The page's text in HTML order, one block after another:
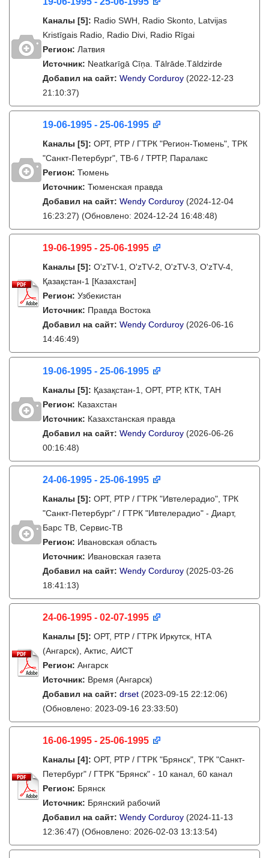
Каналы [5]: Radio SWH, Radio Skonto, Latvijas
Kristīgais Radio, Radio Divi, Radio Rīgai
Регион: Латвия
Источник: Neatkarīgā Cīņa. Tālrāde.Tāldzirde
Добавил на сайт: Wendy Corduroy (2022-12-23
21:10:37)
19-06-1995 - 25-06-1995
Каналы [5]: ОРТ, РТР / ГТРК "Регион-Тюмень", ТРК
"Санкт-Петербург", ТВ-6 / ТРТР, Паралакс
Регион: Тюмень
Источник: Тюменская правда
Добавил на сайт: Wendy Corduroy (2024-12-04
16:23:27) (Обновлено: 2024-12-24 16:48:48)
19-06-1995 - 25-06-1995
Каналы [5]: O'zTV-1, O'zTV-2, O'zTV-3, O'zTV-4,
Қазақстан-1 [Казахстан]
Регион: Узбекистан
Источник: Правда Востока
Добавил на сайт: Wendy Corduroy (2026-06-16
14:46:49)
19-06-1995 - 25-06-1995
Каналы [5]: Қазақстан-1, ОРТ, РТР, КТК, ТАН
Регион: Казахстан
Источник: Казахстанская правда
Добавил на сайт: Wendy Corduroy (2026-06-26
00:16:48)
24-06-1995 - 25-06-1995
Каналы [5]: ОРТ, РТР / ГТРК "Ивтелерадио", ТРК
"Санкт-Петербург" / ГТРК "Ивтелерадио" - Диарт,
Барс ТВ, Сервис-ТВ
Регион: Ивановская область
Источник: Ивановская газета
Добавил на сайт: Wendy Corduroy (2025-03-26
18:41:13)
24-06-1995 - 02-07-1995
Каналы [5]: ОРТ, РТР / ГТРК Иркутск, НТА
(Ангарск), Актис, АИСТ
Регион: Ангарск
Источник: Время (Ангарск)
Добавил на сайт: drset (2023-09-15 22:12:06)
(Обновлено: 2023-09-16 23:33:50)
16-06-1995 - 25-06-1995
Каналы [4]: ОРТ, РТР / ГТРК "Брянск", ТРК "Санкт-
Петербург" / ГТРК "Брянск" - 10 канал, 60 канал
Регион: Брянск
Источник: Брянский рабочий
Добавил на сайт: Wendy Corduroy (2024-11-13
12:36:47) (Обновлено: 2026-02-03 13:13:54)